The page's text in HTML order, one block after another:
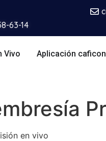
63-14
Vivo Aplicación caficon
en vivo